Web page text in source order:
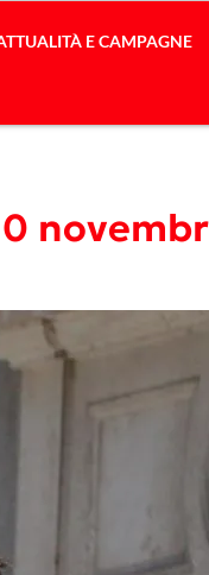
E CAMPAGNE